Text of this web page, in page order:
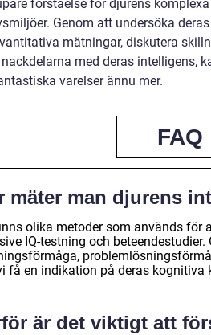
förståelse för djurens
Genom att undersöka
mätningar, diskutera
med deras intelligens,
varelser ännu mer.
FAQ
mäter man djurens
olika metoder som används för
IQ-testning och
få en indikation på deras kognitiva
är det viktigt att